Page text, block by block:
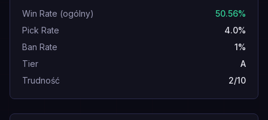
Win Rate (ogólny)
50.56%
Pick Rate
4.0%
Ban Rate
1%
Tier
A
Trudność
2/10